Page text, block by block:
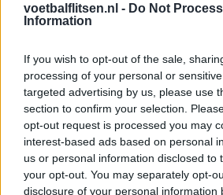
voetbalflitsen.nl - Do Not
Information
If you wish to opt-out of the sale,
processing of your personal or
targeted advertising by us, please use
section to confirm your selection.
opt-out request is processed you may
interest-based ads based on personal
us or personal information disclosed to
your opt-out. You may separately opt-
disclosure of your personal information
Feyenoord zet deur open voor
en Hadj Moussa mogen
Feyenoord sluit voorbereiding
er nog op het programma
Shaqueel van Persie ontkracht
keuze voor Marokko
Brengt Sporting Portugal
problemen rond Hadj Moussa?